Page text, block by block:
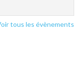
tous les évènements